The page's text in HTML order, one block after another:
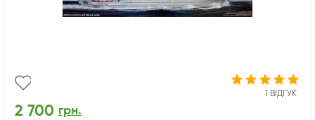
1 ВІДГУК
2 700 грн.